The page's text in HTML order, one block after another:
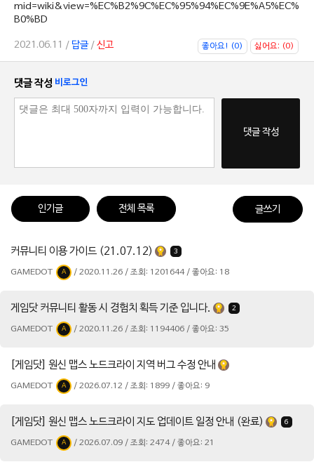
mid=wiki&view=%EC%B2%9C%EC%95%94%EC%9E%A5%EC%
B0%BD
2021.06.11 / 답글/ 신고 좋아요! (0) 싫어요; (0)
댓글 작성 비로그인
댓글 작성
인기글 전체 목록 글쓰기
커뮤니티 이용 가이드 (21.07.12) 3
GAMEDOT A / 2020.11.26 / 조회: 1201644 / 좋아요: 18
게임닷 커뮤니티 활동 시 경험치 획득 기준 입니다. 2
GAMEDOT A / 2020.11.26 / 조회: 1194406 / 좋아요: 35
[게임닷] 원신 맵스 노드크라이 지역 버그 수정 안내
GAMEDOT A / 2026.07.12 / 조회: 1899 / 좋아요: 9
[게임닷] 원신 맵스 노드크라이 지도 업데이트 일정 안내 (완료) 6
GAMEDOT A / 2026.07.09 / 조회: 2474 / 좋아요: 21